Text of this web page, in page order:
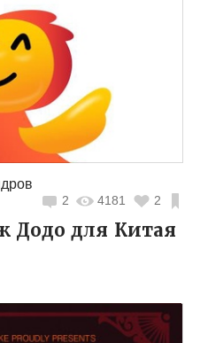
2 4181 2
Додо для Китая